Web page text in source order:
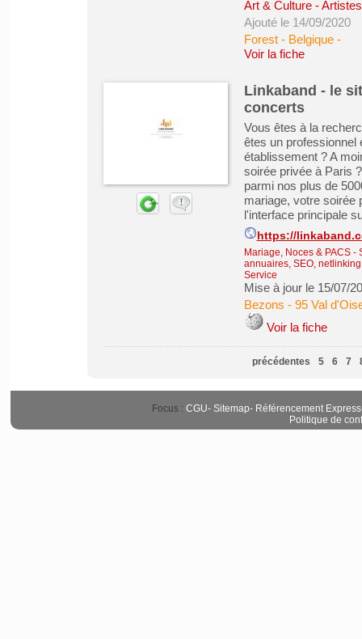
Art & Culture -
Ajouté le 14/09/2020
Forest - Belgique-
Voir la fiche
Linkaband - le
concerts
Vous êtes à la
êtes un
établissement ? A
soirée privée à Paris
parmi nos plus de
mariage, votre soirée
l'interface principale
https://
Mariage, Noces & PACS-
annuaires, SEO, netlinking
Service
Mise à jour le 15/07/
Bezons - 95 Val
Voir la fiche
précédentes 5 6 7
Focus : CGU- Sitemap- Référencement Express
Politique de